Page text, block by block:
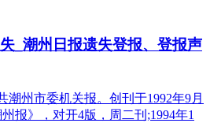
_潮州日报遗失登报、登报声
潮州市委机关报。创刊于1992年9月
报》，对开4版，周二刊;1994年1